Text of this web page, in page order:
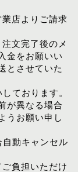
店よりご請求
文完了後のメ
金をお願いい
とさせていた
ております。
が異なる場合
うお願い申し
動キャンセル
負担いただけ